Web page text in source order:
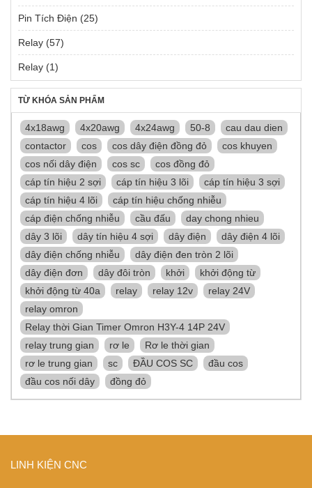
Pin Tích Điện (25)
Relay (57)
Relay (1)
TỪ KHÓA SẢN PHẨM
4x18awg 4x20awg 4x24awg 50-8
cau dau dien
contactor
cos cos dây điện đồng đỏ
cos khuyen
cos nối dây điện
cos sc
cos đồng đỏ
cáp tín hiệu 2 sợi
cáp tín hiệu 3 lõi
cáp tín hiệu 3 sợi
cáp tín hiệu 4 lõi
cáp tín hiệu chống nhiễu
cáp điện chống nhiễu
cầu đấu
day chong nhieu
dây 3 lõi
dây tín hiệu 4 sợi dây điện
dây điện 4 lõi
dây điện chống nhiễu
dây điện đen tròn 2 lõi
dây điện đơn
dây đôi tròn khởi
khởi động từ
khởi động từ 40a
relay relay 12v
relay 24V
relay omron
Relay thời Gian Timer Omron H3Y-4 14P 24V
relay trung gian
rơ le
Rơ le thời gian
rơ le trung gian
sc ĐẦU COS SC
đầu cos
đầu cos nối dây
đồng đỏ
LINH KIỆN CNC